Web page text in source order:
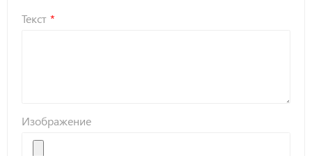
Текст
Изображение